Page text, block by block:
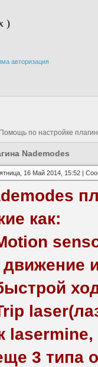
авторизация
Помощь по настройке
Nademodes
16 Май 2014, 15:52 |
как:
движение
3 типа